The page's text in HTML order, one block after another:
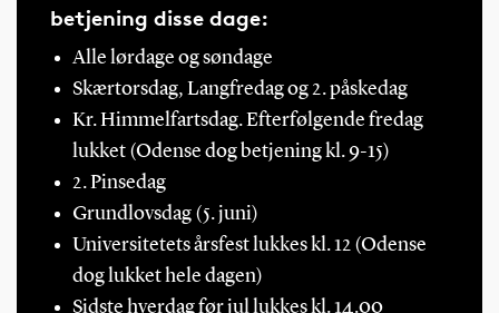
betjening disse dage:
Alle lørdage og søndage
Skærtorsdag, Langfredag og 2. påskedag
Kr. Himmelfartsdag. Efterfølgende fredag
lukket (Odense dog betjening kl. 9-15)
2. Pinsedag
Grundlovsdag (5. juni)
Universitetets årsfest lukkes kl. 12 (Odense
dog lukket hele dagen)
Sidste hverdag før jul lukkes kl. 14.00